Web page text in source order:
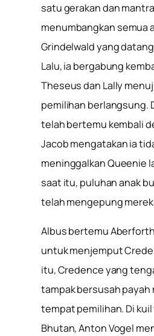
satu gerakan dan
menumbangkan semua
Grindelwald yang
Lalu, ia bergabung
Theseus dan Lally
pemilihan berlangsung.
telah bertemu kembali
Jacob mengatakan ia
meninggalkan Queenie
saat itu, puluhan anak
telah mengepung
Albus bertemu
untuk menjemput
itu, Credence yang
tampak bersusah payah
tempat pemilihan. Di
Bhutan, Anton Vogel